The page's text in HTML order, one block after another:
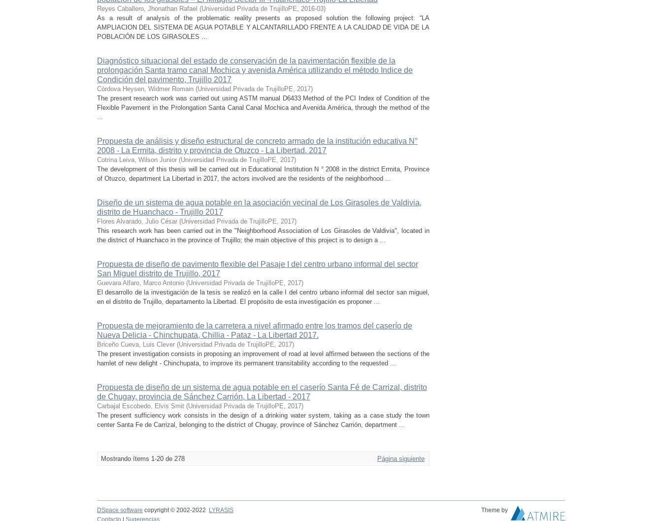
Reyes Caballero, Jhonathan Rafael (Universidad Privada de TrujilloPE, 2016-03)
As a result of analysis of the problematic reality presents as proposed solution the following project: “LA
AMPLIACION DEL SISTEMA DE AGUA POTABLE Y ALCANTARILLADO FRENTE A LA CALIDAD DE VIDA DE LA
POBLACIÓN DE LOS GIRASOLES ...
Diagnóstico situacional del estado de conservación de la pavimentación flexible de la
prolongación Santa tramo canal Mochica y avenida América utilizando el método Indice de
Condición del pavimento, Trujillo 2017
Córdova Heysen, Widmer Romain (Universidad Privada de TrujilloPE, 2017)
The present research work was carried out using ASTM manual D6433 Method of the PCI Index of Condition of the
Flexible Pavement in the Prolongation Santa Canal Canal Mochica and Avenida América, through the method of the
...
Propuesta de análisis y diseño estructural de concreto armado de la institución educativa N°
2008 - La Ermita, distrito y provincia de Otuzco - La Libertad. 2017
Cotrina Leiva, Wilson Junior (Universidad Privada de TrujilloPE, 2017)
The development of this thesis will be carried out in Educational Institution N ° 2008 in the district Ermita, Province
of Otuzco, department La Libertad in 2017, the actors involved are the residents of the neighborhood ...
Diseño de un sistema de agua potable en la asociación vecinal de Los Girasoles de Valdivia,
distrito de Huanchaco - Trujillo 2017
Flores Alvarado, Julio César (Universidad Privada de TrujilloPE, 2017)
This research work has been carried out in the "Neighborhood Association of Los Girasoles de Valdivia", located in
the district of Huanchaco in the province of Trujillo; the main objective of this project is to design a ...
Propuesta de diseño de pavimento flexible del Pasaje I del centro urbano informal del sector
San Miguel distrito de Trujillo, 2017
Guevara Alfaro, Marco Antonio (Universidad Privada de TrujilloPE, 2017)
El desarrollo de la investigación de la tesis se realizó en la calle I del centro urbano informal del sector san miguel,
en el distrito de Trujillo, departamento la Libertad. El propósito de esta investigación es proponer ...
Propuesta de mejoramiento de la carretera a nivel afirmado entre los tramos del caserío de
Nueva Delicia - Chinchupata, Chillia - Pataz - La Libertad 2017.
Briceño Cueva, Luis Clever (Universidad Privada de TrujilloPE, 2017)
The present investigation consists in proposing an improvement of road at level affirmed between the sections of the
hamlet of new delight - Chinchupata, to improve its permanent transitability according to the requested ...
Propuesta de diseño de un sistema de agua potable en el caserío Santa Fé de Carrizal, distrito
de Chugay, provincia de Sánchez Carrión, La Libertad - 2017
Carbajal Escobedo, Elvis Smit (Universidad Privada de TrujilloPE, 2017)
The present sufficiency work consists in the design of a drinking water system, taking as a case study the town
center Santa Fe de Carrizal, belonging to the district of Chugay, province of Sánchez Carrión, department ...
Mostrando ítems 1-20 de 278 Página siguiente
DSpace software copyright © 2002-2022 LYRASIS
Theme by
Contacto
Sugerencias